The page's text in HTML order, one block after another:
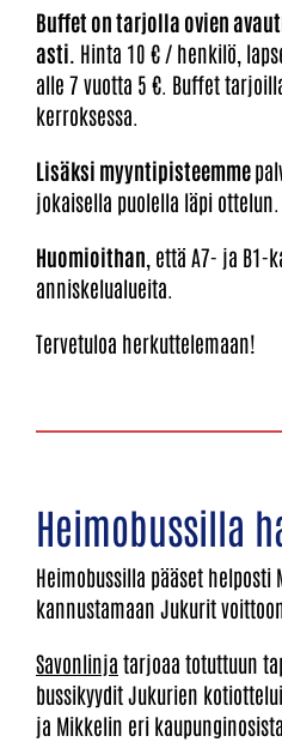
Buffet on tarjolla ovien
asti. Hinta 10 € / henkilö,
alle 7 vuotta 5 €. Buffet
kerroksessa.
Lisäksi myyntipisteemme
jokaisella puolella läpi ottelun.
Huomioithan , että A7- ja
anniskelualueita.
Tervetuloa herkuttelemaan!
Heimobussilla
Heimobussilla pääset
kannustamaan Jukurit
Savonlinja tarjoaa totuttuun
bussikyydit Jukurien
ja Mikkelin eri kaupunginosista.